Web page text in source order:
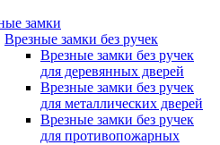
замки
Врезные замки без ручек
Врезные замки без ручек
для деревянных дверей
Врезные замки без ручек
для металлических дверей
Врезные замки без ручек
для противопожарных